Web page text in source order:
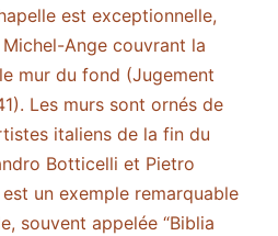
est exceptionnelle,
Ange couvrant la
mur du fond (Jugement
Les murs sont ornés de
italiens de la fin du
Botticelli et Pietro
un exemple remarquable
souvent appelée “Biblia